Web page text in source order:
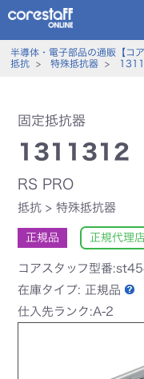
半導体・電子部品の通販【コ
抵抗> 特殊抵抗器>
固定抵抗器
1311312
RS PRO
抵抗 >特殊抵抗器
正規品 正規代理
コアスタッフ型番
在庫タイプ: 正規品
仕入先ランク:A-2